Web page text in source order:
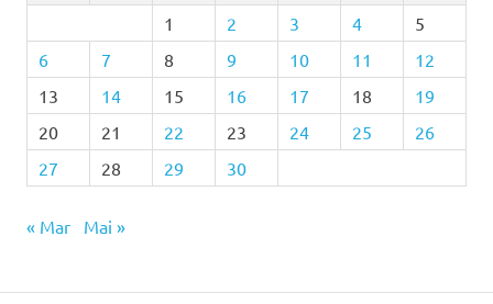
1
2 3 4
5
6
7 8 9 10 11
12
13
14 15 16 17 18
19
20
21 22 23 24 25
26
27
28 29 30
« Mar Mai »